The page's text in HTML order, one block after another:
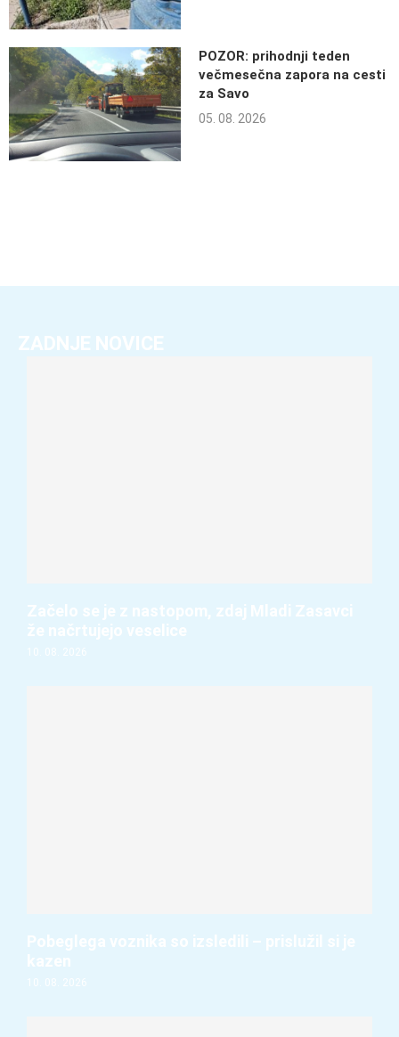
POZOR: prihodnji teden
večmesečna zapora na cesti
za Savo
05. 08. 2026
ZADNJE NOVICE
Začelo se je z nastopom, zdaj Mladi Zasavci
že načrtujejo veselice
10. 08. 2026
Pobeglega voznika so izsledili – prislužil si je
kazen
10. 08. 2026